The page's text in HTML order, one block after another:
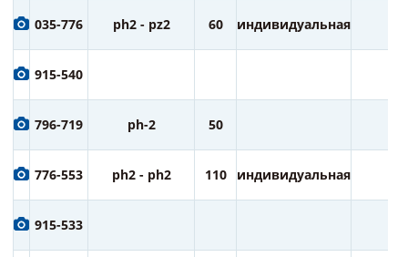
035-776 ph2 - pz2 60 индивидуальная
915-540
796-719 ph-2 50
776-553 ph2 - ph2 110 индивидуальная
915-533